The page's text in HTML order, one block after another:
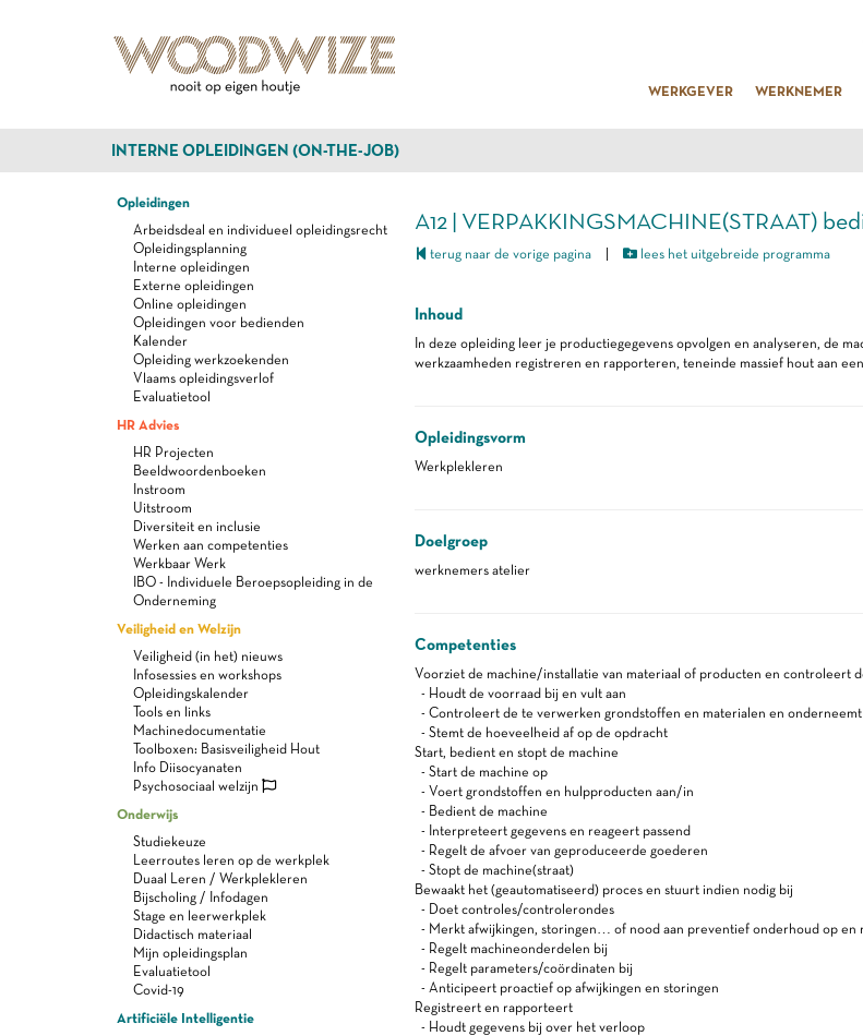
WERKGEVER WERKNEMER
INTERNE OPLEIDINGEN (ON-THE-JOB)
Opleidingen
Arbeidsdeal en individueel opleidingsrecht
Opleidingsplanning
Interne opleidingen
Externe opleidingen
Online opleidingen
Opleidingen voor bedienden
Kalender
Opleiding werkzoekenden
Vlaams opleidingsverlof
Evaluatietool
HR Advies
HR Projecten
Beeldwoordenboeken
Instroom
Uitstroom
Diversiteit en inclusie
Werken aan competenties
Werkbaar Werk
IBO - Individuele Beroepsopleiding in de
Onderneming
Veiligheid en Welzijn
Veiligheid (in het) nieuws
Infosessies en workshops
Opleidingskalender
Tools en links
Machinedocumentatie
Toolboxen: Basisveiligheid Hout
Info Diisocyanaten
Psychosociaal welzijn
Onderwijs
Studiekeuze
Leerroutes leren op de werkplek
Duaal Leren / Werkplekleren
Bijscholing / Infodagen
Stage en leerwerkplek
Didactisch materiaal
Mijn opleidingsplan
Evaluatietool
Covid-19
Artificiële Intelligentie
A12 | VERPAKKINGSMACHINE(STRAAT)
terug naar de vorige pagina| lees het uitgebreide programma
Inhoud
In deze opleiding leer je productiegegevens opvolgen en analyseren, de
werkzaamheden registreren en rapporteren, teneinde massief hout aan
Opleidingsvorm
Werkplekleren
Doelgroep
werknemers atelier
Competenties
Voorziet de machine/installatie van materiaal of producten en controleert
- Houdt de voorraad bij en vult aan
- Controleert de te verwerken grondstoffen en materialen en
- Stemt de hoeveelheid af op de opdracht
Start, bedient en stopt de machine
- Start de machine op
- Voert grondstoffen en hulpproducten aan/in
- Bedient de machine
- Interpreteert gegevens en reageert passend
- Regelt de afvoer van geproduceerde goederen
- Stopt de machine(straat)
Bewaakt het (geautomatiseerd) proces en stuurt indien nodig bij
- Doet controles/controlerondes
- Merkt afwijkingen, storingen… of nood aan preventief onderhoud op en
- Regelt machineonderdelen bij
- Regelt parameters/coördinaten bij
- Anticipeert proactief op afwijkingen en storingen
Registreert en rapporteert
- Houdt gegevens bij over het verloop